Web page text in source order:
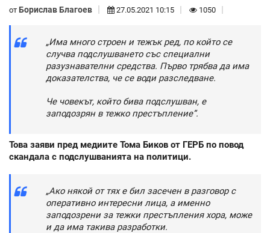
от Борислав Благоев 27.05.2021 10:15 1050
„Има много строен и тежък ред, по който се
случва подслушването със специални
разузнавателни средства. Първо трябва да има
доказателства, че се води разследване.
Че човекът, който бива подслушван, е
заподозрян в тежко престъпление”.
Това заяви пред медиите Тома Биков от ГЕРБ по повод
скандала с подслушванията на политици.
„Ако някой от тях е бил засечен в разговор с
оперативно интересни лица, а именно
заподозрени за тежки престъпления хора, може
и да има такива разработки.